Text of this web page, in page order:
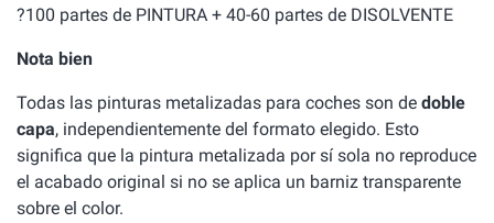
?100 partes de PINTURA + 40-60 partes de DISOLVENTE
Nota bien
Todas las pinturas metalizadas para coches son de doble
capa, independientemente del formato elegido. Esto
significa que la pintura metalizada por sí sola no reproduce
el acabado original si no se aplica un barniz transparente
sobre el color.